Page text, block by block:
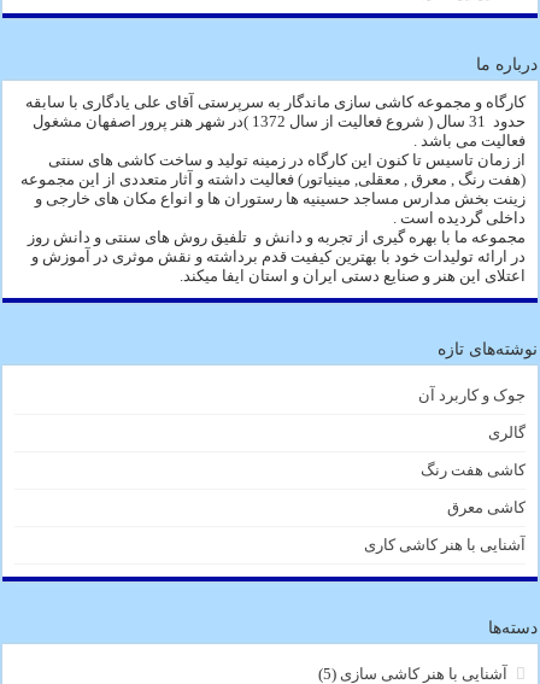
درباره ما
کارگاه و مجموعه کاشی سازی ماندگار به سرپرستی آقای علی یادگاری با سابقه
حدود 31 سال ( شروع فعالیت از سال 1372 )در شهر هنر پرور اصفهان مشغول
فعالیت می باشد .
از زمان تاسیس تا کنون این کارگاه در زمینه تولید و ساخت کاشی های سنتی
(هفت رنگ , معرق , معقلی, مینیاتور) فعالیت داشته و آثار متعددی از این مجموعه
زینت بخش مدارس مساجد حسینیه ها رستوران ها و انواع مکان های خارجی و
داخلی گردیده است .
مجموعه ما با بهره گیری از تجربه و دانش و تلفیق روش های سنتی و دانش روز
در ارائه تولیدات خود با بهترین کیفیت قدم برداشته و نقش موثری در آموزش و
اعتلای این هنر و صنایع دستی ایران و استان ایفا میکند.
نوشته‌های تازه
جوک و کاربرد آن
گالری
کاشی هفت رنگ
کاشی معرق
آشنایی با هنر کاشی کاری
دسته‌ها
آشنایی با هنر کاشی سازی (5)